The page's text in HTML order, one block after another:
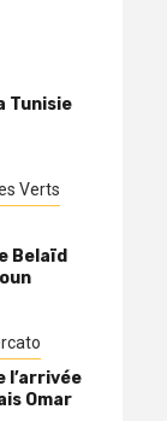
Tunisie
Verts
Belaïd
l’arrivée
Omar